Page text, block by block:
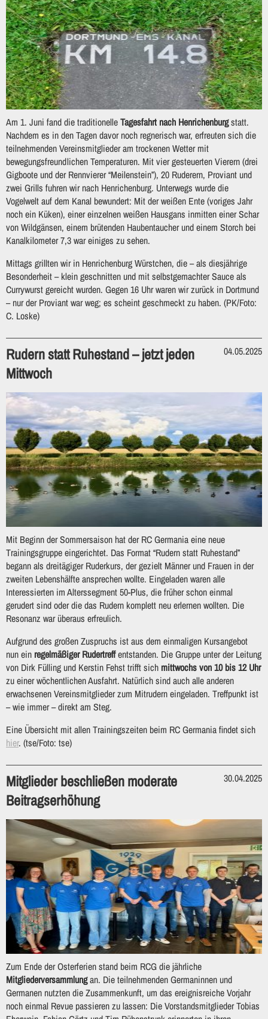
Am 1. Juni fand die traditionelleTagesfahrt nach Henrichenburgstatt.
Nachdem es in den Tagen davor noch regnerisch war, erfreuten sich die
teilnehmenden Vereinsmitglieder am trockenen Wetter mit
bewegungsfreundlichen Temperaturen. Mit vier gesteuerten Vierern (drei
Gigboote und der Rennvierer “Meilenstein”), 20 Ruderern, Proviant und
zwei Grills fuhren wir nach Henrichenburg. Unterwegs wurde die
Vogelwelt auf dem Kanal bewundert: Mit der weißen Ente (voriges Jahr
noch ein Küken), einer einzelnen weißen Hausgans inmitten einer Schar
von Wildgänsen, einem brütenden Haubentaucher und einem Storch bei
Kanalkilometer 7,3 war einiges zu sehen.
Mittags grillten wir in Henrichenburg Würstchen, die – als diesjährige
Besonderheit – klein geschnitten und mit selbstgemachter Sauce als
Currywurst gereicht wurden. Gegen 16 Uhr waren wir zurück in Dortmund
– nur der Proviant war weg; es scheint geschmeckt zu haben. (PK/Foto:
C. Loske)
Rudern statt Ruhestand – jetzt jeden
Mittwoch
04.05.2025
Mit Beginn der Sommersaison hat der RC Germania eine neue
Trainingsgruppe eingerichtet. Das Format “Rudern statt Ruhestand”
begann als dreitägiger Ruderkurs, der gezielt Männer und Frauen in der
zweiten Lebenshälfte ansprechen wollte. Eingeladen waren alle
Interessierten im Alterssegment 50-Plus, die früher schon einmal
gerudert sind oder die das Rudern komplett neu erlernen wollten. Die
Resonanz war überaus erfreulich.
Aufgrund des großen Zuspruchs ist aus dem einmaligen Kursangebot
nun ein regelmäßiger Rudertreffentstanden. Die Gruppe unter der Leitung
von Dirk Fülling und Kerstin Fehst trifft sich mittwochs von 10 bis 12 Uhr
zu einer wöchentlichen Ausfahrt. Natürlich sind auch alle anderen
erwachsenen Vereinsmitglieder zum Mitrudern eingeladen. Treffpunkt ist
– wie immer – direkt am Steg.
Eine Übersicht mit allen Trainingszeiten beim RC Germania findet sich
hier. (tse/Foto: tse)
Mitglieder beschließen moderate
Beitragserhöhung
30.04.2025
Zum Ende der Osterferien stand beim RCG die jährliche
Mitgliederversammlungan. Die teilnehmenden Germaninnen und
Germanen nutzten die Zusammenkunft, um das ereignisreiche Vorjahr
noch einmal Revue passieren zu lassen: Die Vorstandsmitglieder Tobias